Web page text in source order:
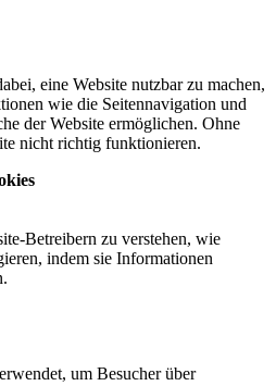
eine Website nutzbar zu machen,
wie die Seitennavigation und
der Website ermöglichen. Ohne
nicht richtig funktionieren.
Betreibern zu verstehen, wie
indem sie Informationen
um Besucher über